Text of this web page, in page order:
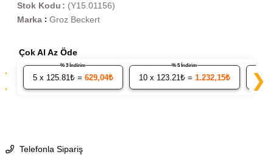
(Y15.01156)
Stok Kodu
Marka : Groz Beckert
Çok Al Az Öde
5x 125.81₺ = 629,04₺
% 3 İndirim
10x 123.21₺ = 1.232,15₺
% 5 İndirim
20
❯
Telefonla Sipariş